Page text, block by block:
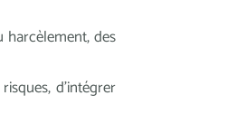
des
d’intégrer